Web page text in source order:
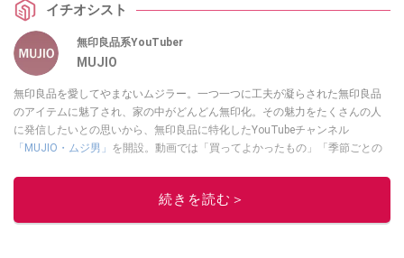
くださいね。イチオシスト
無印良品系YouTuber
MUJIO
無印良品を愛してやまないムジラー。一つ一つに工夫が凝らされた無印良品
のアイテムに魅了され、家の中がどんどん無印化。その魅力をたくさんの人
に発信したいとの思いから、無印良品に特化したYouTubeチャンネル
「MUJIO・ムジ男」 を開設。動画では「買ってよかったもの」「季節ごとの
このイチオシストの他の記事を読む
続きを読む＞